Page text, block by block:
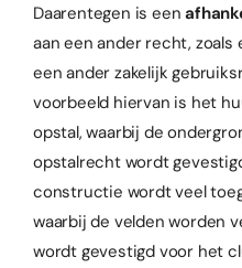
Daarentegen is een
aan een ander recht,
een ander zakelijk
voorbeeld hiervan is het
opstal, waarbij de
opstalrecht wordt
constructie wordt veel
waarbij de velden worden
wordt gevestigd voor het